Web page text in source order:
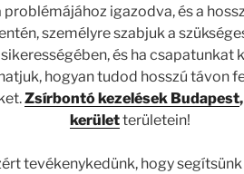
problémájához igazodva, és a
személyre szabjuk a
és ha csapatunkat
hogyan tudod hosszú távon
Zsírbontó kezelések Budapest
kerületterületein!
tevékenykedünk, hogy